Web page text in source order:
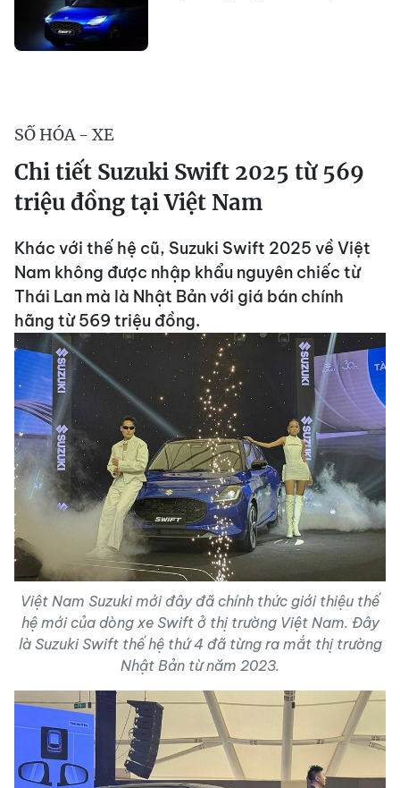
SỐ HÓA - XE
Chi tiết Suzuki Swift 2025 từ 569
triệu đồng tại Việt Nam
Khác với thế hệ cũ, Suzuki Swift 2025 về Việt
Nam không được nhập khẩu nguyên chiếc từ
Thái Lan mà là Nhật Bản với giá bán chính
hãng từ 569 triệu đồng.
Việt Nam Suzuki mới đây đã chính thức giới thiệu thế
hệ mới của dòng xe Swift ở thị trường Việt Nam. Đây
là Suzuki Swift thế hệ thứ 4 đã từng ra mắt thị trường
Nhật Bản từ năm 2023.